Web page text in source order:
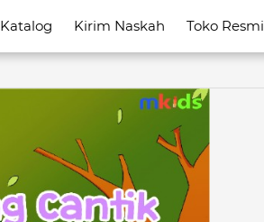
Katalog Kirim Naskah Toko Resmi
Katalog Kirim Naskah Toko Resmi